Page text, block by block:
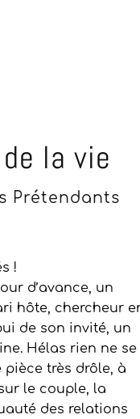
la vie
Prétendants
!
d’avance, un
hôte, chercheur
de son invité, un
Hélas rien ne se
pièce très drôle, à
le couple, la
des relations